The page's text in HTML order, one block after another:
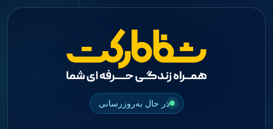
در حال به‌روزرسانی
جستجو
Impression Coping